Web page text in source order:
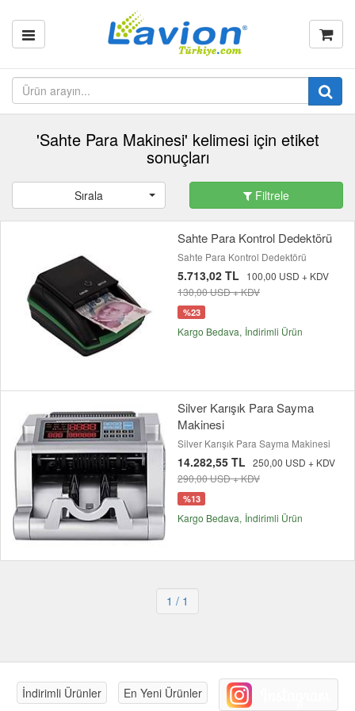
'Sahte Para Makinesi' kelimesi için etiket
sonuçları
Sırala Filtrele
Sahte Para Kontrol Dedektörü
Sahte Para Kontrol Dedektörü
5.713,02 TL
100,00 USD + KDV
130,00 USD + KDV
%23
Kargo Bedava İndirimli Ürün
Silver Karışık Para Sayma
Makinesi
Silver Karışık Para Sayma Makinesi
14.282,55 TL 250,00 USD + KDV
290,00 USD + KDV
%13
Kargo Bedava İndirimli Ürün
1 / 1
İndirimli Ürünler En Yeni Ürünler